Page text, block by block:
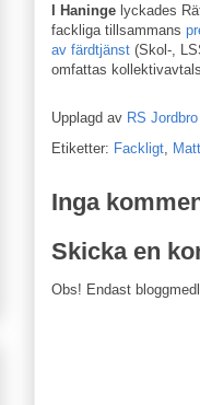
I Haninge lyckades
fackliga tillsammans
av färdtjänst (Skol-,
omfattas
Upplagd av RS Jordbro
Etiketter: Fackligt
Inga
Skicka en
Obs! Endast